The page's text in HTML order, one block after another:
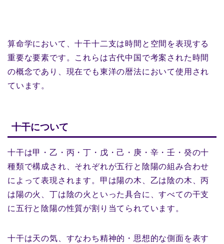
算命学において、十干十二支は時間と空間を表現する
重要な要素です。これらは古代中国で考案された時間
の概念であり、現在でも東洋の暦法において使用され
ています。
十干について
十干は甲・乙・丙・丁・戊・己・庚・辛・壬・癸の十
種類で構成され、それぞれが五行と陰陽の組み合わせ
によって表現されます。甲は陽の木、乙は陰の木、丙
は陽の火、丁は陰の火といった具合に、すべての干支
に五行と陰陽の性質が割り当てられています。
十干は天の気、すなわち精神的・思想的な側面を表す